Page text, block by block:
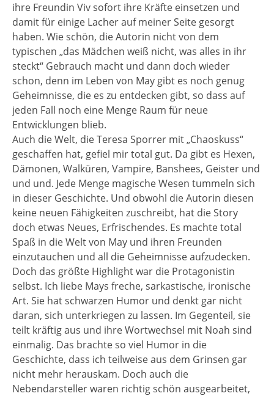
ihre Freundin Viv sofort ihre Kräfte einsetzen und
damit für einige Lacher auf meiner Seite gesorgt
haben. Wie schön, die Autorin nicht von dem
typischen „das Mädchen weiß nicht, was alles in ihr
steckt“ Gebrauch macht und dann doch wieder
schon, denn im Leben von May gibt es noch genug
Geheimnisse, die es zu entdecken gibt, so dass auf
jeden Fall noch eine Menge Raum für neue
Entwicklungen blieb.
Auch die Welt, die Teresa Sporrer mit „Chaoskuss“
geschaffen hat, gefiel mir total gut. Da gibt es Hexen,
Dämonen, Walküren, Vampire, Banshees, Geister und
und und. Jede Menge magische Wesen tummeln sich
in dieser Geschichte. Und obwohl die Autorin diesen
keine neuen Fähigkeiten zuschreibt, hat die Story
doch etwas Neues, Erfrischendes. Es machte total
Spaß in die Welt von May und ihren Freunden
einzutauchen und all die Geheimnisse aufzudecken.
Doch das größte Highlight war die Protagonistin
selbst. Ich liebe Mays freche, sarkastische, ironische
Art. Sie hat schwarzen Humor und denkt gar nicht
daran, sich unterkriegen zu lassen. Im Gegenteil, sie
teilt kräftig aus und ihre Wortwechsel mit Noah sind
einmalig. Das brachte so viel Humor in die
Geschichte, dass ich teilweise aus dem Grinsen gar
nicht mehr herauskam. Doch auch die
Nebendarsteller waren richtig schön ausgearbeitet,